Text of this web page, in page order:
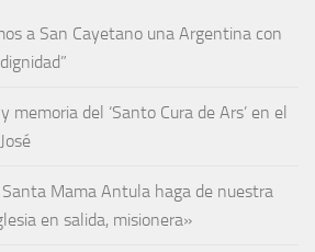
a San Cayetano una Argentina con
memoria del ‘Santo Cura de Ars’ en el
Santa Mama Antula haga de nuestra
en salida, misionera»